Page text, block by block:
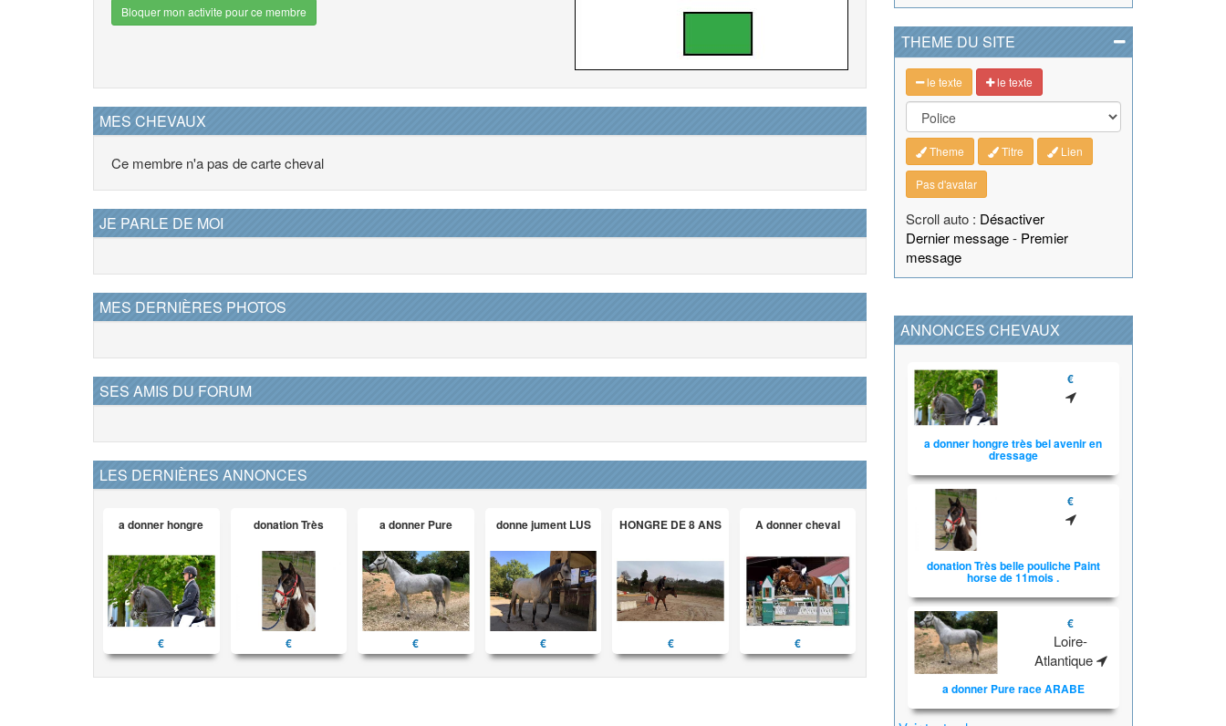
Bloquer mon activite pour ce membre
MES CHEVAUX
Ce membre n'a pas de carte cheval
JE PARLE DE MOI
MES DERNIÈRES PHOTOS
SES AMIS DU FORUM
LES DERNIÈRES ANNONCES
a donner hongre
€
donation Très
€
a donner Pure
€
donne jument LUS
€
HONGRE DE 8 ANS
€
A donner cheval
€
THEME DU SITE
le texte le texte
Theme Titre Lien
Pas d'avatar
Scroll auto : Désactiver
Dernier message- Premier
message
ANNONCES CHEVAUX
€
a donner hongre très bel avenir en
dressage
€
donation Très belle pouliche Paint
horse de 11mois .
€
Loire-
Atlantique
a donner Pure race ARABE